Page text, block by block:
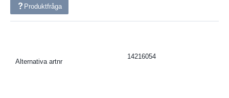
Produktfråga
Alternativa artnr
14216054